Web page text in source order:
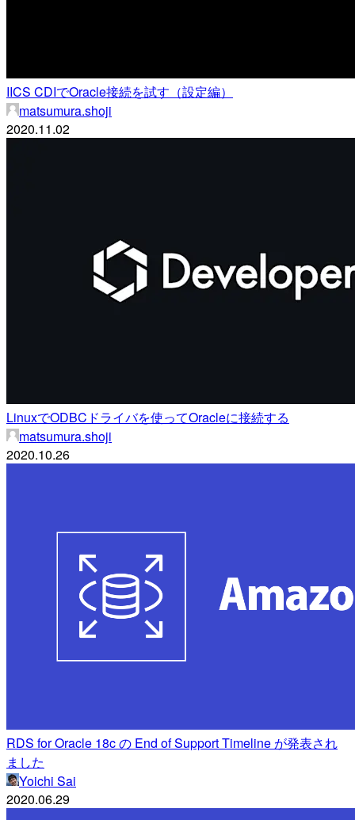
IICS CDIでOracle接続を試す（設定編）
matsumura.shoji
2020.11.02
LinuxでODBCドライバを使ってOracleに接続する
matsumura.shoji
2020.10.26
RDS for Oracle 18c の End of Support Timeline が発表され
ました
Yoichi Sai
2020.06.29